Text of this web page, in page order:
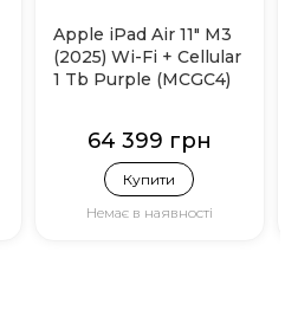
Apple iPad Air 11" M3
(2025) Wi-Fi + Cellular
1 Tb Purple (MCGC4)
64 399 грн
Купити
Немає в наявності